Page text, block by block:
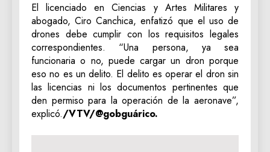
El licenciado en Ciencias y Artes Militares y
abogado, Ciro Canchica, enfatizó que el uso de
drones debe cumplir con los requisitos legales
correspondientes. “Una persona, ya sea
funcionaria o no, puede cargar un dron porque
eso no es un delito. El delito es operar el dron sin
las licencias ni los documentos pertinentes que
den permiso para la operación de la aeronave”,
explicó./VTV/@gobguárico.